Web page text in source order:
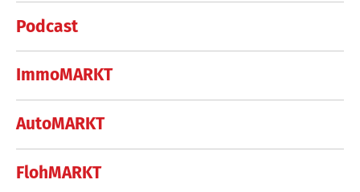
Podcast
ImmoMARKT
AutoMARKT
FlohMARKT